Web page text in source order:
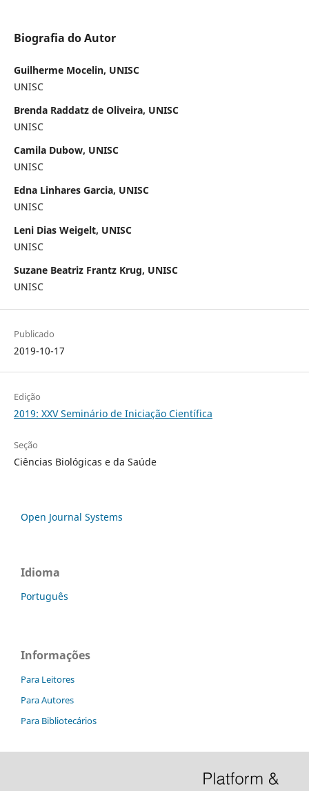
Biografia do Autor
Guilherme Mocelin, UNISC
UNISC
Brenda Raddatz de Oliveira, UNISC
UNISC
Camila Dubow, UNISC
UNISC
Edna Linhares Garcia, UNISC
UNISC
Leni Dias Weigelt, UNISC
UNISC
Suzane Beatriz Frantz Krug, UNISC
UNISC
Publicado
2019-10-17
Edição
2019: XXV Seminário de Iniciação Científica
Seção
Ciências Biológicas e da Saúde
Open Journal Systems
Idioma
Português
Informações
Para Leitores
Para Autores
Para Bibliotecários